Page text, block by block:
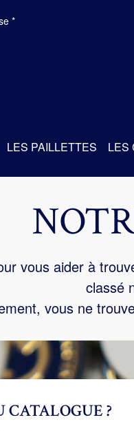
*Obligatoire
LES PAILLETTES LES
vous aider à
classé
vous ne
CATALOGUE ?